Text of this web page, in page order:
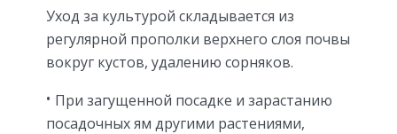
Уход за культурой складывается из
регулярной прополки верхнего слоя почвы
вокруг кустов, удалению сорняков.
При загущенной посадке и зарастанию
посадочных ям другими растениями,